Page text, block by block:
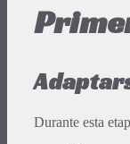
Durante esta